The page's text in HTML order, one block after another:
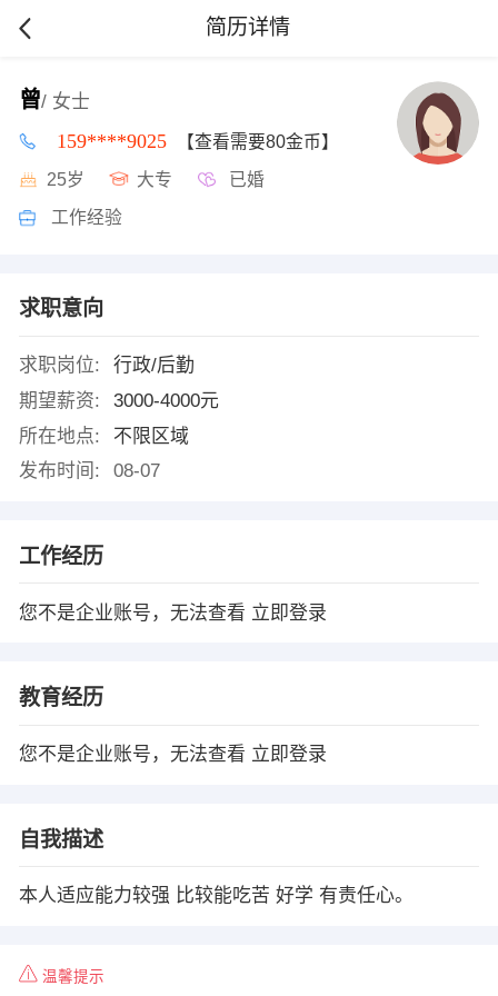
简历详情
曾/ 女士
159****9025 【查看需要80金币】
25岁 大专 已婚
工作经验
求职意向
求职岗位:
行政/后勤
期望薪资:
3000-4000元
所在地点:
不限区域
发布时间:
08-07
工作经历
您不是企业账号，无法查看 立即登录
教育经历
您不是企业账号，无法查看 立即登录
自我描述
本人适应能力较强 比较能吃苦 好学 有责任心。
温馨提示